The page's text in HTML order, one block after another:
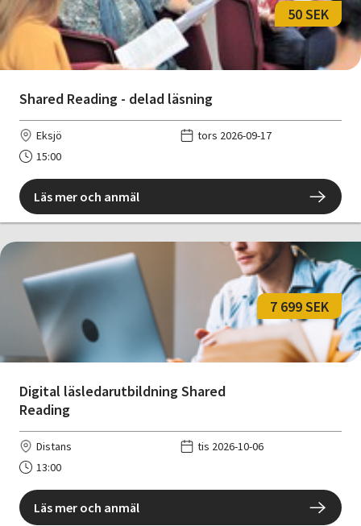
Shared Reading - delad läsning
50 SEK
Eksjö
tors 2026-09-17
15:00
Läs mer och anmäl
Digital läsledarutbildning Shared
Reading
7 699 SEK
Distans
tis 2026-10-06
13:00
Läs mer och anmäl